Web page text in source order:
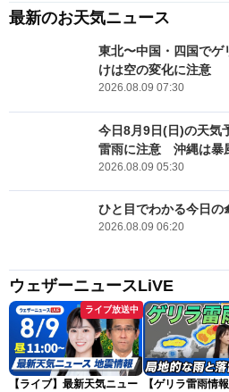
最新のお天気ニュース
東北〜中国・四国で
けは空の変化に注意
2026.08.09 07:30
今日8月9日(日)の天
雷雨に注意 沖縄は暴
2026.08.09 05:30
ひと目でわかる今日
2026.08.09 06:20
ウェザーニュースLiVE
ライブ放送中
【ライブ】最新天気ニュー
【ゲリラ雷雨情